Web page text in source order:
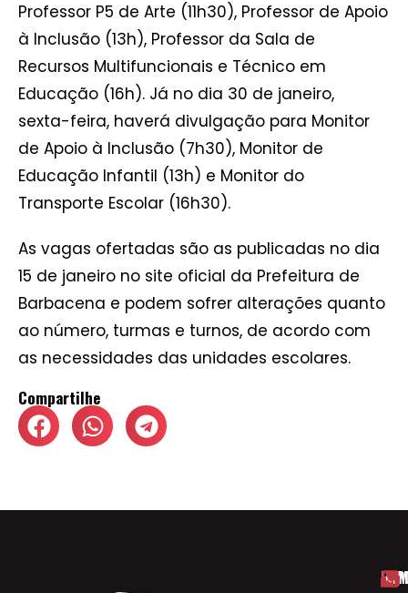
Professor P5 de Arte (11h30), Professor de Apoio
à Inclusão (13h), Professor da Sala de
Recursos Multifuncionais e Técnico em
Educação (16h). Já no dia 30 de janeiro,
sexta-feira, haverá divulgação para Monitor
de Apoio à Inclusão (7h30), Monitor de
Educação Infantil (13h) e Monitor do
Transporte Escolar (16h30).
As vagas ofertadas são as publicadas no dia
15 de janeiro no site oficial da Prefeitura de
Barbacena e podem sofrer alterações quanto
ao número, turmas e turnos, de acordo com
as necessidades das unidades escolares.
Compartilhe